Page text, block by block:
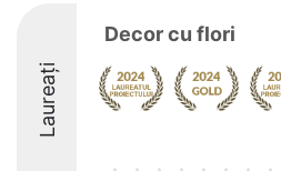
Laureați
Decor cu flori